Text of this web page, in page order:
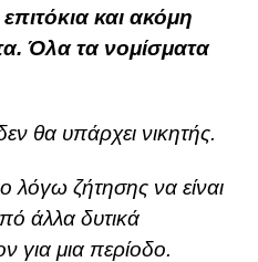
και ακόμη
Όλα τα νομίσματα
θα υπάρχει νικητής.
λόγω ζήτησης να είναι
άλλα δυτικά
για μια περίοδο.